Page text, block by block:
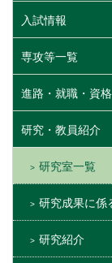
入試情報
専攻等一覧
進路・就職・資格
研究・教員紹介
研究室一覧
研究成果に係
研究紹介